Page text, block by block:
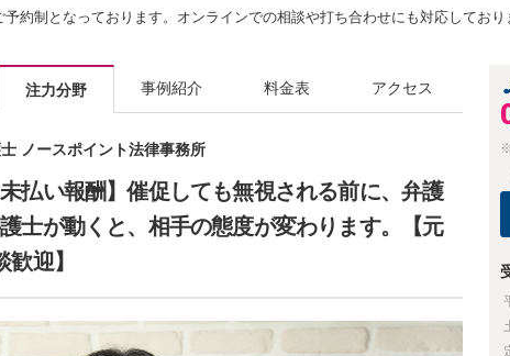
予約制となっております。オンラインでの相談や打ち合わせにも対応しており
注力分野 事例紹介 料金表 アクセス
ノースポイント法律事務所
払い報酬】催促しても無視される前に、弁護
士が動くと、相手の態度が変わります。【元
迎】